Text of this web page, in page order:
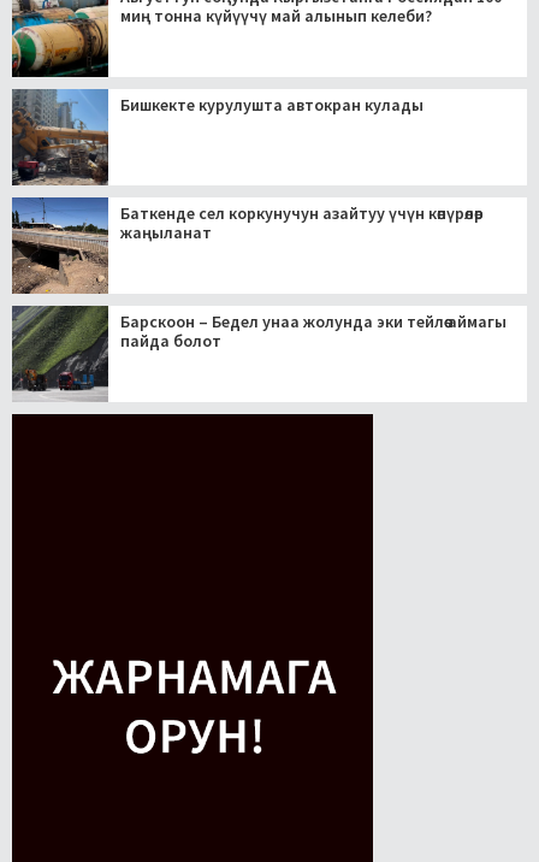
миң тонна күйүүчү май алынып келеби?
Бишкекте курулушта автокран кулады
Баткенде сел коркунучун азайтуу үчүн көпүрөлөр
жаңыланат
Барскоон – Бедел унаа жолунда эки тейлөө аймагы
пайда болот